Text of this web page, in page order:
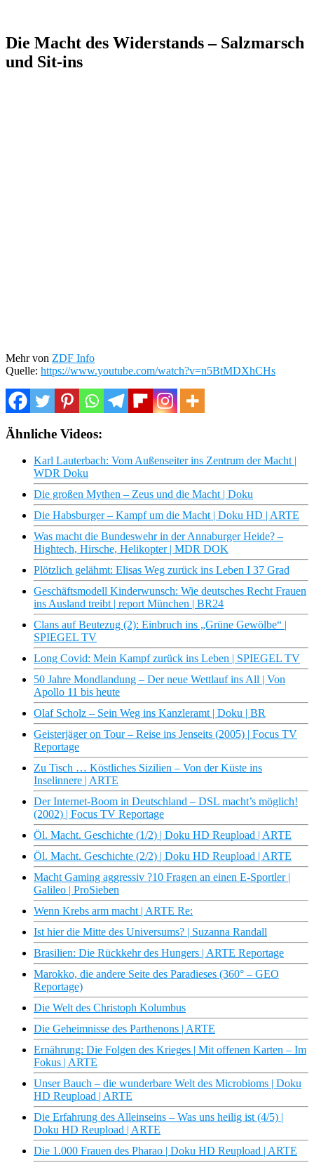
Die Macht des Widerstands – Salzmarsch
und Sit-ins
Mehr von ZDF Info
Quelle: https://www.youtube.com/watch?v=n5BtMDXhCHs
Ähnliche Videos:
Karl Lauterbach: Vom Außenseiter ins Zentrum der Macht |
WDR Doku
Die großen Mythen – Zeus und die Macht | Doku
Die Habsburger – Kampf um die Macht | Doku HD | ARTE
Was macht die Bundeswehr in der Annaburger Heide? –
Hightech, Hirsche, Helikopter | MDR DOK
Plötzlich gelähmt: Elisas Weg zurück ins Leben I 37 Grad
Geschäftsmodell Kinderwunsch: Wie deutsches Recht Frauen
ins Ausland treibt | report München | BR24
Clans auf Beutezug (2): Einbruch ins „Grüne Gewölbe“ |
SPIEGEL TV
Long Covid: Mein Kampf zurück ins Leben | SPIEGEL TV
50 Jahre Mondlandung – Der neue Wettlauf ins All | Von
Apollo 11 bis heute
Olaf Scholz – Sein Weg ins Kanzleramt | Doku | BR
Geisterjäger on Tour – Reise ins Jenseits (2005) | Focus TV
Reportage
Zu Tisch … Köstliches Sizilien – Von der Küste ins
Inselinnere | ARTE
Der Internet-Boom in Deutschland – DSL macht’s möglich!
(2002) | Focus TV Reportage
Öl. Macht. Geschichte (1/2) | Doku HD Reupload | ARTE
Öl. Macht. Geschichte (2/2) | Doku HD Reupload | ARTE
Macht Gaming aggressiv ?10 Fragen an einen E-Sportler |
Galileo | ProSieben
Wenn Krebs arm macht | ARTE Re:
Ist hier die Mitte des Universums? | Suzanna Randall
Brasilien: Die Rückkehr des Hungers | ARTE Reportage
Marokko, die andere Seite des Paradieses (360° – GEO
Reportage)
Die Welt des Christoph Kolumbus
Die Geheimnisse des Parthenons | ARTE
Ernährung: Die Folgen des Krieges | Mit offenen Karten – Im
Fokus | ARTE
Unser Bauch – die wunderbare Welt des Microbioms | Doku
HD Reupload | ARTE
Die Erfahrung des Alleinseins – Was uns heilig ist (4/5) |
Doku HD Reupload | ARTE
Die 1.000 Frauen des Pharao | Doku HD Reupload | ARTE